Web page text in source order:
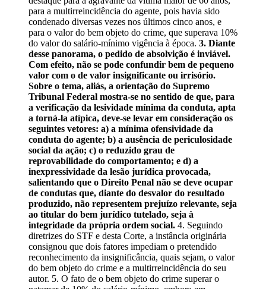
para a multirreincidência do agente, pois havia sido
condenado diversas vezes nos últimos cinco anos, e
para o valor do bem objeto do crime, que superava 10%
do valor do salário-mínimo vigência à época. 3. Diante
desse panorama, o pedido de absolvição é inviável.
Com efeito, não se pode confundir bem de pequeno
valor com o de valor insignificante ou irrisório.
Sobre o tema, aliás, a orientação do Supremo
Tribunal Federal mostra-se no sentido de que, para
a verificação da lesividade mínima da conduta, apta
a torná-la atípica, deve-se levar em consideração os
seguintes vetores: a) a mínima ofensividade da
conduta do agente; b) a ausência de periculosidade
social da ação; c) o reduzido grau de
reprovabilidade do comportamento; e d) a
inexpressividade da lesão jurídica provocada,
salientando que o Direito Penal não se deve ocupar
de condutas que, diante do desvalor do resultado
produzido, não representem prejuízo relevante, seja
ao titular do bem jurídico tutelado, seja à
integridade da própria ordem social. 4. Seguindo
diretrizes do STF e desta Corte, a instância originária
consignou que dois fatores impediam o pretendido
reconhecimento da insignificância, quais sejam, o valor
do bem objeto do crime e a multirreincidência do seu
autor. 5. O fato de o bem objeto do crime superar o